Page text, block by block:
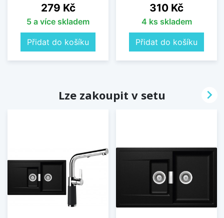
Cena
279 Kč
5 a více skladem
Přidat do košíku
Cena
310 Kč
4 ks skladem
Přidat do košíku
Lze zakoupit v setu 